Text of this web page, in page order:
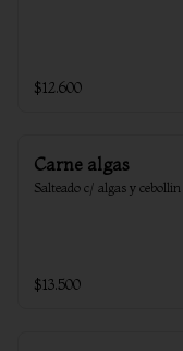
$12.600
Carne algas
Salteado c/ algas y cebollin
$13.500